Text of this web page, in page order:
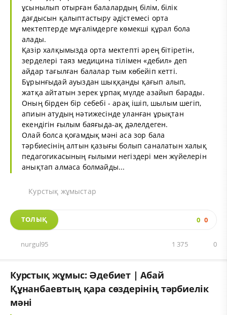
ұсынылып отырған балалардың білім, білік
дағдысын қалыптастыру әдістемесі орта
мектептерде мұғалімдерге көмекші құрал бола
алады.
Қазір халқымызда орта мектепті әрең бітіретін,
зерделері таяз медицина тілімен «дебил» деп
айдар тағылған балалар тым көбейіп кетті.
Бұрынғыдай ауыздан шыққанды қағып алып,
жатқа айтатын зерек ұрпақ мүлде азайып барады.
Оның бірден бір себебі - арақ ішіп, шылым шегіп,
апиын атудың нәтижесінде уланған ұрықтан
екендігін ғылым баяғыда-ақ дәлелдеген.
Олай болса қоғамдық мәні аса зор бала
тәрбиесінің алтын қазығы болып саналатын халық
педагогикасының ғылыми негіздері мен жүйелерін
анықтап алмаса болмайды...
Курстық жұмыстар
ТОЛЫҚ 0 0
nurgul95 0
1 375
Курстық жұмыс: Әдебиет | Абай
Құнанбаевтың қара сөздерінің тәрбиелік
мәні